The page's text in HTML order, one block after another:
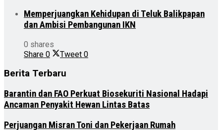
Memperjuangkan Kehidupan di Teluk Balikpapan
dan Ambisi Pembangunan IKN
0 shares
Share 0 Tweet 0
Berita Terbaru
Barantin dan FAO Perkuat Biosekuriti Nasional Hadapi
Ancaman Penyakit Hewan Lintas Batas
Perjuangan Misran Toni dan Pekerjaan Rumah